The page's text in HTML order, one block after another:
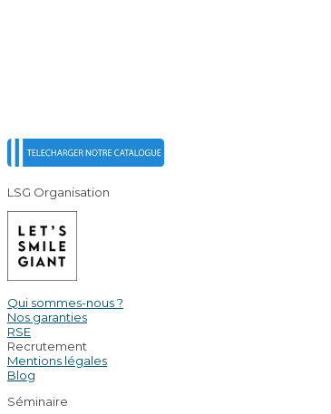
LSG Organisation
Qui sommes-nous ?
Nos garanties
RSE
Recrutement
Mentions légales
Blog
Séminaire